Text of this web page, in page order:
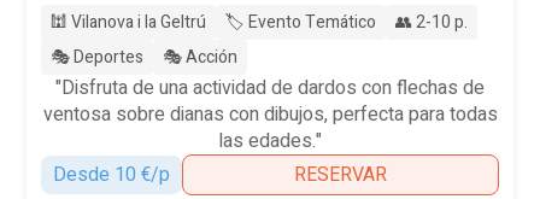
🕍 Vilanova i la Geltrú 🏷️ Evento Temático
👥 2-10 p.
🎭 Deportes
🎭 Acción
"Disfruta de una actividad de dardos con flechas de
ventosa sobre dianas con dibujos, perfecta para todas
las edades."
Desde 10 €/p
RESERVAR